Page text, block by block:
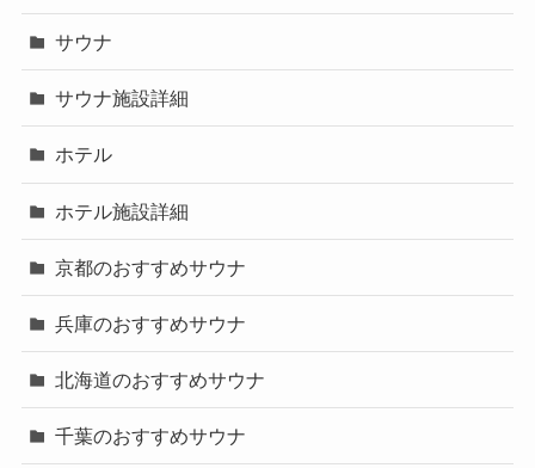
サウナ
サウナ施設詳細
ホテル
ホテル施設詳細
京都のおすすめサウナ
兵庫のおすすめサウナ
北海道のおすすめサウナ
千葉のおすすめサウナ